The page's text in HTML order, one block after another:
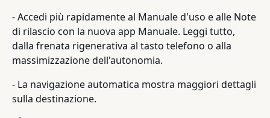
- Accedi più rapidamente al Manuale d'uso e alle Note
di rilascio con la nuova app Manuale. Leggi tutto,
dalla frenata rigenerativa al tasto telefono o alla
massimizzazione dell'autonomia.
- La navigazione automatica mostra maggiori dettagli
sulla destinazione.